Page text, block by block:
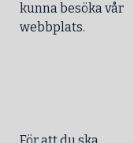
kunna besöka vår
webbplats.